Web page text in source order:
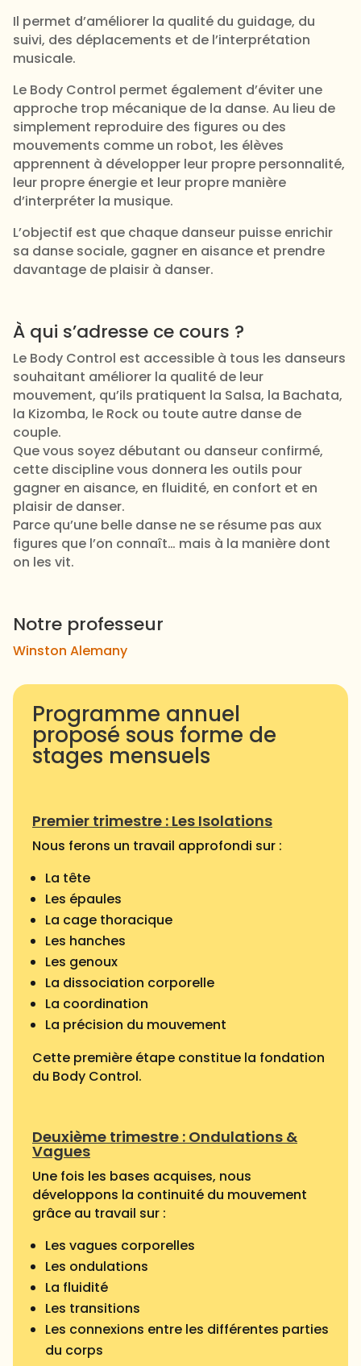
Il permet d’améliorer la qualité du guidage, du
suivi, des déplacements et de l’interprétation
musicale.
Le Body Control permet également d’éviter une
approche trop mécanique de la danse. Au lieu de
simplement reproduire des figures ou des
mouvements comme un robot, les élèves
apprennent à développer leur propre personnalité,
leur propre énergie et leur propre manière
d’interpréter la musique.
L’objectif est que chaque danseur puisse enrichir
sa danse sociale, gagner en aisance et prendre
davantage de plaisir à danser.
À qui s’adresse ce cours ?
Le Body Control est accessible à tous les danseurs
souhaitant améliorer la qualité de leur
mouvement, qu’ils pratiquent la Salsa, la Bachata,
la Kizomba, le Rock ou toute autre danse de
couple.
Que vous soyez débutant ou danseur confirmé,
cette discipline vous donnera les outils pour
gagner en aisance, en fluidité, en confort et en
plaisir de danser.
Parce qu’une belle danse ne se résume pas aux
figures que l’on connaît… mais à la manière dont
on les vit.
Notre professeur
Winston Alemany
Programme annuel
proposé sous forme de
stages mensuels
Premier trimestre : Les Isolations
Nous ferons un travail approfondi sur :
La tête
Les épaules
La cage thoracique
Les hanches
Les genoux
La dissociation corporelle
La coordination
La précision du mouvement
Cette première étape constitue la fondation
du Body Control.
Deuxième trimestre : Ondulations &
Vagues
Une fois les bases acquises, nous
développons la continuité du mouvement
grâce au travail sur :
Les vagues corporelles
Les ondulations
La fluidité
Les transitions
Les connexions entre les différentes parties
du corps